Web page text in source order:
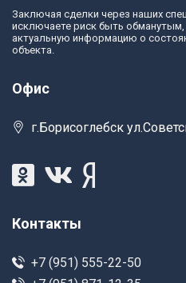
Заключая сделки через наших
исключаете риск быть
актуальную информацию о
объекта.
Офис
г.Борисоглебск
Контакты
+7 (951) 555-22-50